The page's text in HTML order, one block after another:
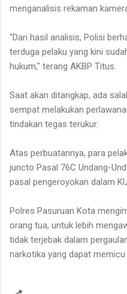
menganalisis rekaman
"Dari hasil analisis, Polisi
terduga pelaku yang kini
hukum," terang AKBP Titus.
Saat akan ditangkap, ada
sempat melakukan
tindakan tegas terukur.
Atas perbuatannya, para
juncto Pasal 76C Undang-
pasal pengeroyokan dalam
Polres Pasuruan Kota
orang tua, untuk lebih
tidak terjebak dalam
narkotika yang dapat